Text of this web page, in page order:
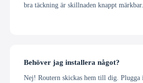
bra täckning är skillnaden knappt märkbar.
Behöver jag installera något?
Nej! Routern skickas hem till dig.